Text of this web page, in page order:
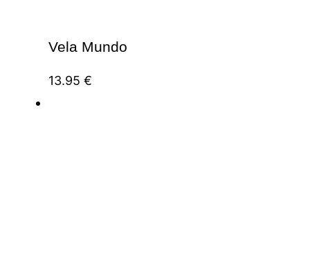
Vela Mundo
13.95 €